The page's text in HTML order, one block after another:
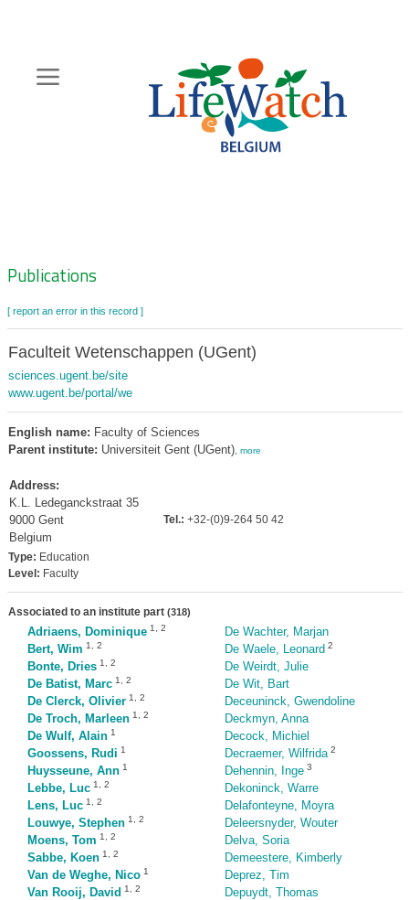
content
Zoeknavigatie
Publications
[ report an error in this record ]
Faculteit Wetenschappen (UGent)
sciences.ugent.be/site
www.ugent.be/portal/we
English name: Faculty of Sciences
Parent institute: Universiteit Gent (UGent), more
Address:
K.L. Ledeganckstraat 35
9000 Gent
Belgium
Tel.: +32-(0)9-264 50 42
Type: Education
Level: Faculty
Associated to an institute part (318)
Adriaens, Dominique 1 2
Bert, Wim 1 2
Bonte, Dries 1 2
De Batist, Marc 1 2
De Clerck, Olivier 1 2
De Troch, Marleen 1 2
De Wulf, Alain 1
Goossens, Rudi 1
Huysseune, Ann 1
Lebbe, Luc 1 2
Lens, Luc 1 2
Louwye, Stephen 1 2
Moens, Tom 1 2
Sabbe, Koen 1 2
Van de Weghe, Nico 1
Van Rooij, David 1 2
De Wachter, Marjan
De Waele, Leonard 2
De Weirdt, Julie
De Wit, Bart
Deceuninck, Gwendoline
Deckmyn, Anna
Decock, Michiel
Decraemer, Wilfrida 2
Dehennin, Inge 3
Dekoninck, Warre
Delafonteyne, Moyra
Deleersnyder, Wouter
Delva, Soria
Demeestere, Kimberly
Deprez, Tim
Depuydt, Thomas